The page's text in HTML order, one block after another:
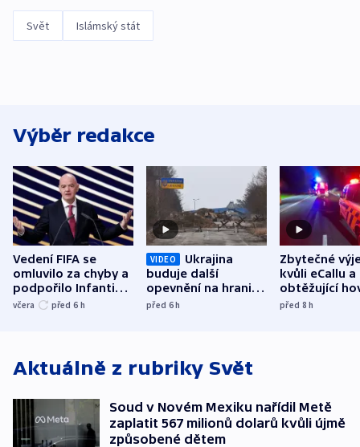
Svět Islámský stát
Výběr redakce
Vedení FIFA se
omluvilo za chyby a
podpořilo Infantina.
UEFA trvá na
včera před 6 h
VIDEO
Ukrajina
buduje další
opevnění na hranici
s Běloruskem
před 6h
Zbytečné
kvůli eCallu a
obtěžující
zdržují
před 8h
Aktuálně z rubriky Svět
Soud v Novém Mexiku nařídil Metě
zaplatit 567 milionů dolarů kvůli újmě
způsobené dětem